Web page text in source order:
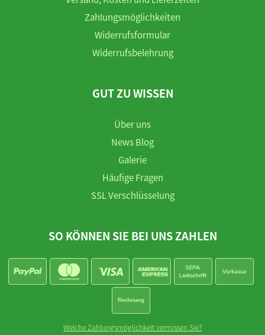
Zahlungsmöglichkeiten
Widerrufsformular
Widerrufsbelehrung
GUT ZU WISSEN
Über uns
News Blog
Galerie
Häufige Fragen
SSL Verschlüsselung
SO KÖNNEN SIE BEI UNS ZAHLEN
Welche Zahlungsmöglichkeit vermissen Sie?